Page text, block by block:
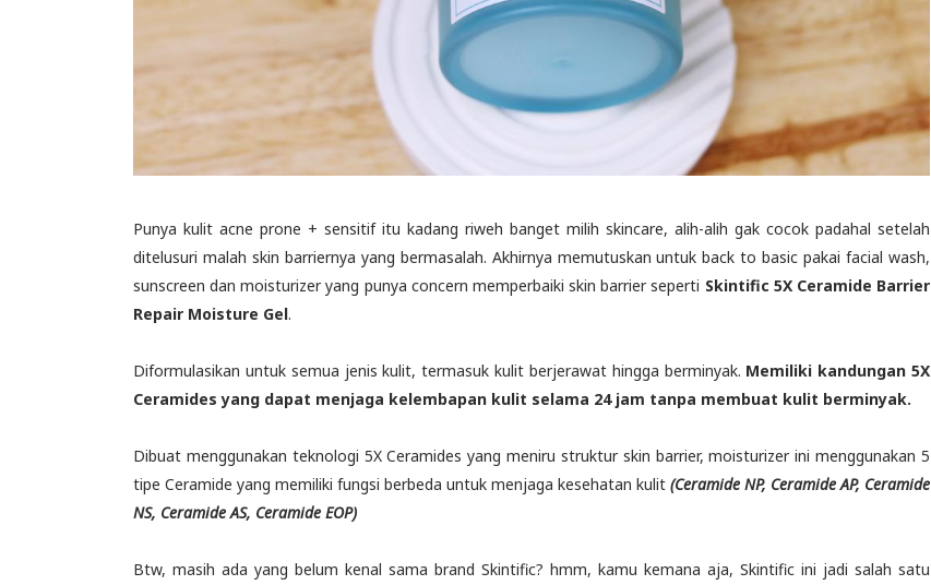
Punya kulit acne prone + sensitif itu kadang riweh banget milih skincare, alih-alih gak cocok padahal setelah
ditelusuri malah skin barriernya yang bermasalah. Akhirnya memutuskan untuk back to basic pakai facial wash,
sunscreen dan moisturizer yang punya concern memperbaiki skin barrier seperti Skintific 5X Ceramide Barrier
Repair Moisture Gel.
Diformulasikan untuk semua jenis kulit, termasuk kulit berjerawat hingga berminyak. Memiliki kandungan 5X
Ceramides yang dapat menjaga kelembapan kulit selama 24 jam tanpa membuat kulit berminyak.
Dibuat menggunakan teknologi 5X Ceramides yang meniru struktur skin barrier, moisturizer ini menggunakan 5
tipe Ceramide yang memiliki fungsi berbeda untuk menjaga kesehatan kulit (Ceramide NP, Ceramide AP, Ceramide
NS, Ceramide AS, Ceramide EOP)
Btw, masih ada yang belum kenal sama brand Skintific? hmm, kamu kemana aja, Skintific ini jadi salah satu